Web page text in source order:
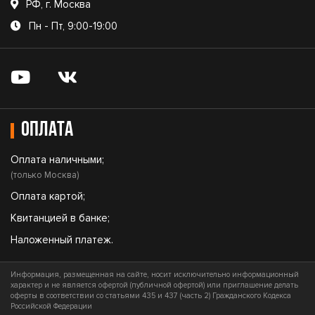
РФ, г. Москва
Пн - Пт, 9:00-19:00
Оплата
Оплата наличными;
(только Москва)
Оплата картой;
Квитанцией в банке;
Наложенный платеж.
Информация, размещенная на сайте, носит исключительно информационный
характер и не является офертой (публичной офертой) или приглашение делать
оферты в соответствии со статьями 435 и 437 (часть 2) Гражданского Кодекса
Российской Федерации